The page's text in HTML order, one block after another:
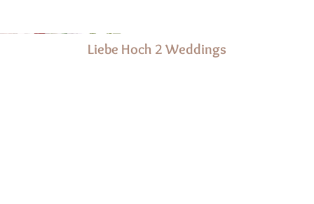
Liebe Hoch 2 Weddings